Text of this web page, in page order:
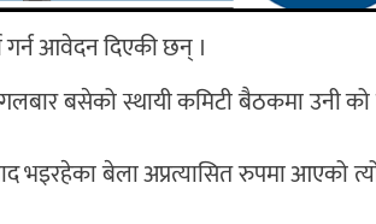
गर्न आवेदन दिएकी छन् ।
बसेको स्थायी कमिटी बैठकमा उनी
भइरहेका बेला अप्रत्यासित रुपमा आएको